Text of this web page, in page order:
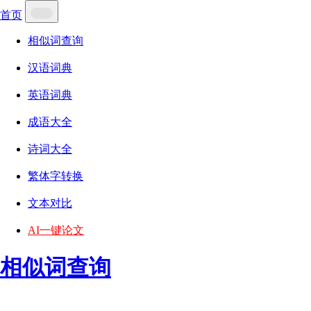
首页
相似词查询
汉语词典
英语词典
成语大全
诗词大全
繁体字转换
文本对比
AI一键论文
相似词查询